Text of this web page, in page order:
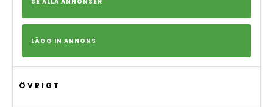
LÄGG IN ANNONS
ÖVRIGT